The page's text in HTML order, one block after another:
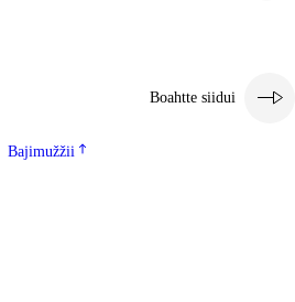
Boahtte siidui
Bajimužžii